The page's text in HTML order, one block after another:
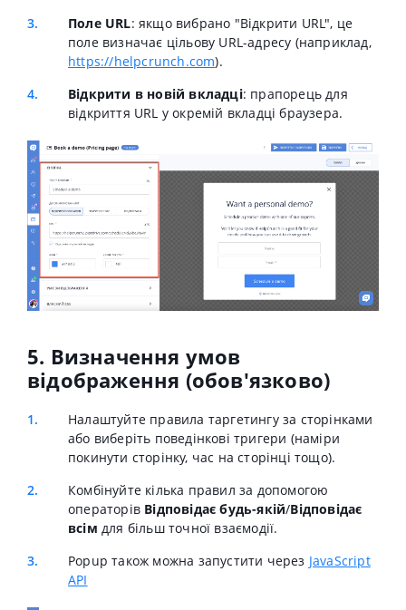
Поле URL: якщо вибрано "Відкрити URL", це
поле визначає цільову URL-адресу (наприклад,
https://helpcrunch.com).
Відкрити в новій вкладці: прапорець для
відкриття URL у окремій вкладці браузера.
5. Визначення умов
відображення (обов'язково)
Налаштуйте правила таргетингу за сторінками
або виберіть поведінкові тригери (наміри
покинути сторінку, час на сторінці тощо).
Комбінуйте кілька правил за допомогою
операторів Відповідає будь-якій/Відповідає
всім для більш точної взаємодії.
Popupтакож можна запустити через JavaScript
API